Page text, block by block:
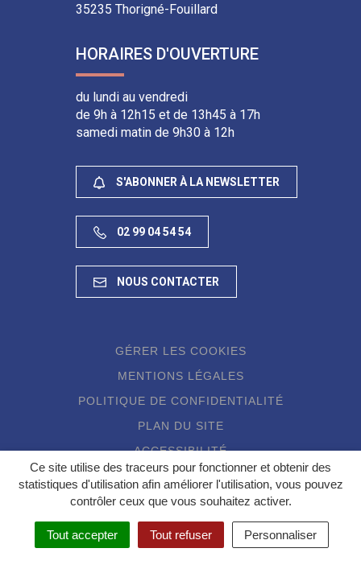
Ce site utilise des traceurs pour fonctionner et obtenir des
statistiques d'utilisation afin améliorer l'utilisation, vous pouvez
contrôler ceux que vous souhaitez activer.
Tout accepter Tout refuser Personnaliser
35235 Thorigné-Fouillard
HORAIRES D'OUVERTURE
du lundi au vendredi
de 9h à 12h15 et de 13h45 à 17h
samedi matin de 9h30 à 12h
S'ABONNER À LA NEWSLETTER
02 99 04 54 54
NOUS CONTACTER
GÉRER LES COOKIES
MENTIONS LÉGALES
POLITIQUE DE CONFIDENTIALITÉ
PLAN DU SITE
ACCESSIBILITÉ